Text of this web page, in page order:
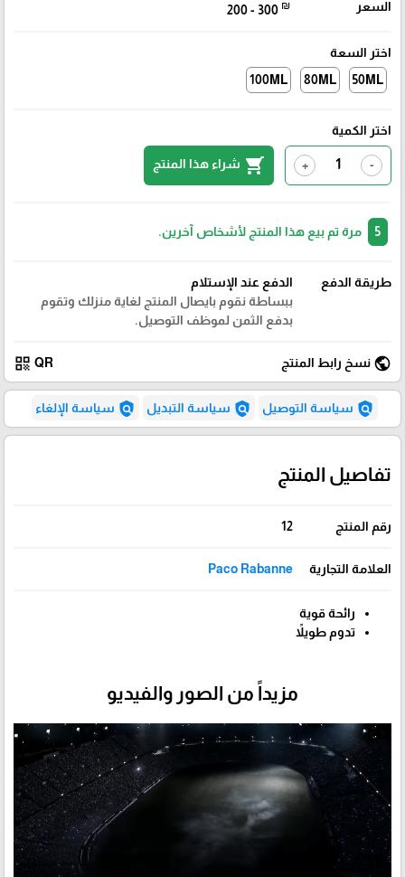
السعر 200 - 300 ₪
اختر السعة
50ML
80ML
100ML
اختر الكمية
-
+
shopping_cart شراء هذا المنتج
مرة تم بيع هذا المنتج لأشخاص آخرين.
طريقة الدفع
الدفع عند الإستلام
ببساطة نقوم بايصال المنتج لغاية منزلك وتقوم
بدفع الثمن لموظف التوصيل.
public نسخ رابط المنتج QR
qr_code
policy سياسة التوصيل policy سياسة التبديل policy سياسة الإلغاء
تفاصيل المنتج
رقم المنتج 12
العلامة التجارية Paco Rabanne
رائحة قوية
تدوم طويلاً
مزيداً من الصور والفيديو